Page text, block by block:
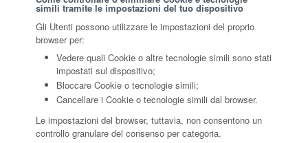
simili tramite le impostazioni del tuo dispositivo
Gli Utenti possono utilizzare le impostazioni del proprio
browser per:
Vedere quali Cookie o altre tecnologie simili sono stati
impostati sul dispositivo;
Bloccare Cookie o tecnologie simili;
Cancellare i Cookie o tecnologie simili dal browser.
Le impostazioni del browser, tuttavia, non consentono un
controllo granulare del consenso per categoria.